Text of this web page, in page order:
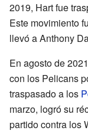
2019, Hart fue
Este movimiento
llevó a Anthony
En agosto de
con los Pelicans
traspasado a los
marzo, logró su
partido contra los